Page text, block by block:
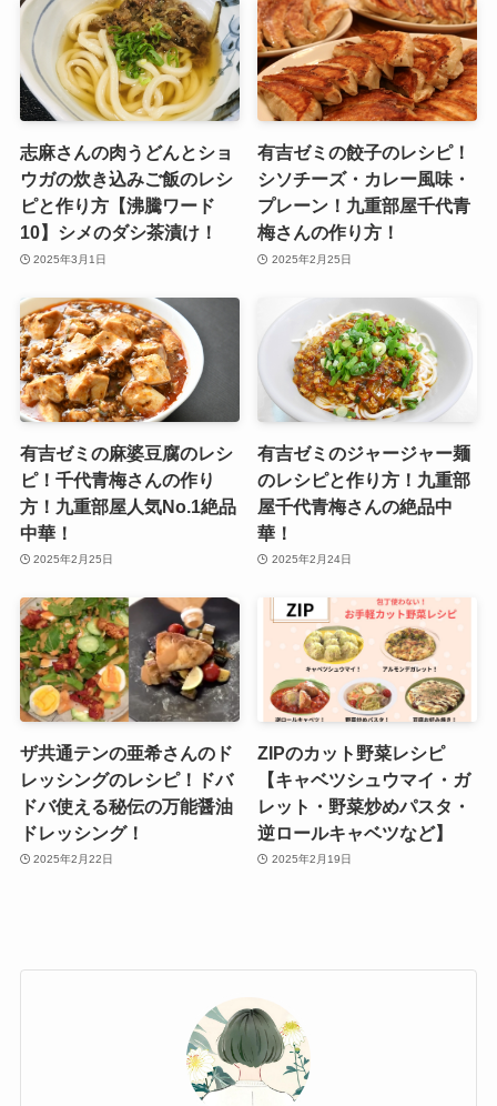
志麻さんの肉うどんとショ
ウガの炊き込みご飯のレシ
ピと作り方【沸騰ワード
10】シメのダシ茶漬け！
2025年3月1日
有吉ゼミの餃子のレシピ！
シソチーズ・カレー風味・
プレーン！九重部屋千代青
梅さんの作り方！
2025年2月25日
有吉ゼミの麻婆豆腐のレシ
ピ！千代青梅さんの作り
方！九重部屋人気No.1絶品
中華！
2025年2月25日
有吉ゼミのジャージャー麺
のレシピと作り方！九重部
屋千代青梅さんの絶品中
華！
2025年2月24日
ザ共通テンの亜希さんのド
レッシングのレシピ！ドバ
ドバ使える秘伝の万能醤油
ドレッシング！
2025年2月22日
ZIPのカット野菜レシピ
【キャベツシュウマイ・ガ
レット・野菜炒めパスタ・
逆ロールキャベツなど】
2025年2月19日